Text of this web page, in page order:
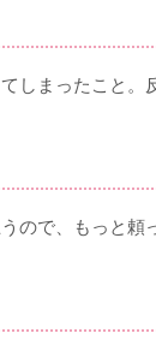
しまったこと。
ので、もっと頼